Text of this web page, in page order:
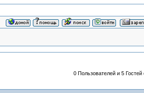
0 Пользователей и 5 Гостей